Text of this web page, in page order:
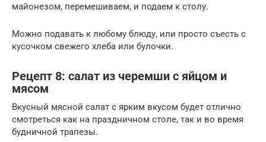
майонезом, перемешиваем, и подаем к столу.
Можно подавать к любому блюду, или просто съесть с
кусочком свежего хлеба или булочки.
Рецепт 8: салат из черемши с яйцом и
мясом
Вкусный мясной салат с ярким вкусом будет отлично
смотреться как на праздничном столе, так и во время
будничной трапезы.